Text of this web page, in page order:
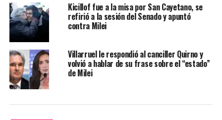
Kicillof fue a la misa por San Cayetano, se
refirió a la sesión del Senado y apuntó
contra Milei
Villarruel le respondió al canciller Quirno y
volvió a hablar de su frase sobre el “estado”
de Milei